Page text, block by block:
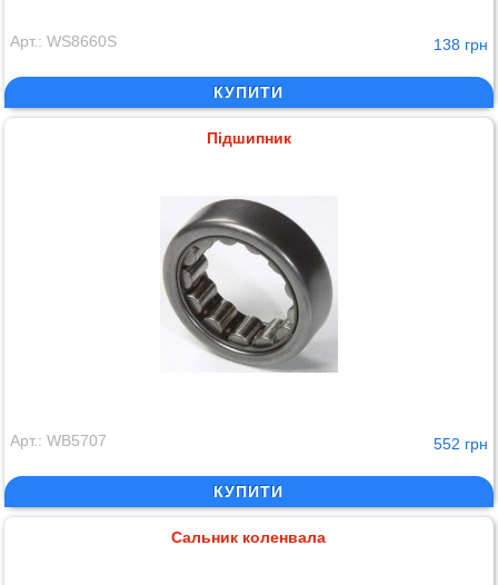
Арт.: WS8660S 138 грн
КУПИТИ
Підшипник
Арт.: WB5707 552 грн
КУПИТИ
Сальник коленвала